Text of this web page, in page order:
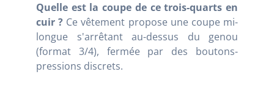
Quelle est la coupe de ce trois-quarts en
cuir ? Ce vêtement propose une coupe mi-
longue s'arrêtant au-dessus du genou
(format 3/4), fermée par des boutons-
pressions discrets.